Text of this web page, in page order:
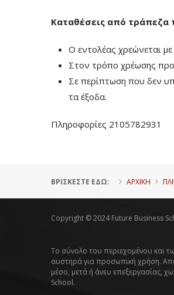
Καταθέσεις από τράπεζα
Ο εντολέας χρεώνεται
Στον τρόπο χρέωσης
Σε περίπτωση που δεν
τα έξοδα.
Πληροφορίες 2105782931
ΒΡΊΣΚΕΣΤΕ ΕΔΏ: ΑΡΧΙΚΗ
Copyright © 2024 Future Business
Το σύνολο του περιεχομένου και
αυστηρά για προσωπική χρήση.
μέσο, μετά ή άνευ επεξεργασίας,
School.